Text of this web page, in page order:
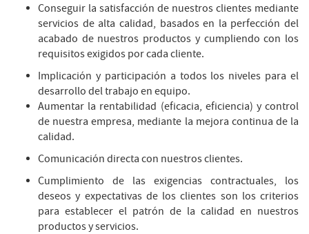
Conseguir la satisfacción de nuestros clientes mediante
servicios de alta calidad, basados en la perfección del
acabado de nuestros productos y cumpliendo con los
requisitos exigidos por cada cliente.
Implicación y participación a todos los niveles para el
desarrollo del trabajo en equipo.
Aumentar la rentabilidad (eficacia, eficiencia) y control
de nuestra empresa, mediante la mejora continua de la
calidad.
Comunicación directa con nuestros clientes.
Cumplimiento de las exigencias contractuales, los
deseos y expectativas de los clientes son los criterios
para establecer el patrón de la calidad en nuestros
productos y servicios.